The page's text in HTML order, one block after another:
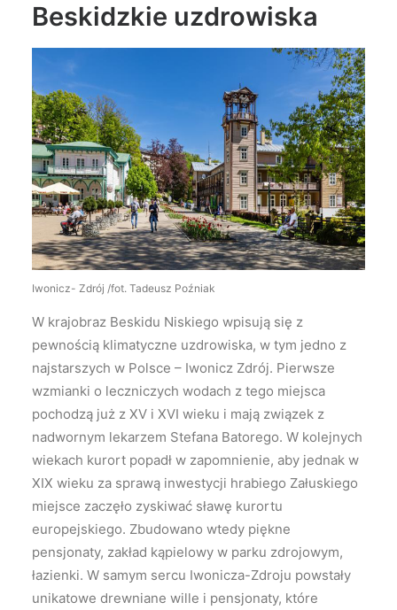
Beskidzkie uzdrowiska
Iwonicz- Zdrój /fot. Tadeusz Poźniak
W krajobraz Beskidu Niskiego wpisują się z
pewnością klimatyczne uzdrowiska, w tym jedno z
najstarszych w Polsce – Iwonicz Zdrój. Pierwsze
wzmianki o leczniczych wodach z tego miejsca
pochodzą już z XV i XVI wieku i mają związek z
nadwornym lekarzem Stefana Batorego. W kolejnych
wiekach kurort popadł w zapomnienie, aby jednak w
XIX wieku za sprawą inwestycji hrabiego Załuskiego
miejsce zaczęło zyskiwać sławę kurortu
europejskiego. Zbudowano wtedy piękne
pensjonaty, zakład kąpielowy w parku zdrojowym,
łazienki. W samym sercu Iwonicza-Zdroju powstały
unikatowe drewniane wille i pensjonaty, które